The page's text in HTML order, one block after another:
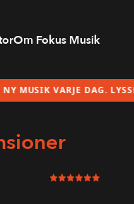
Om Fokus Musik
VARJE DAG. LYSSNA PÅ
6 av 6 i betyg